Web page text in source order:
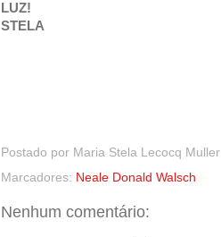
LUZ!
STELA
Postado por Maria Stela Lecocq Muller
Marcadores: Neale Donald Walsch
Nenhum comentário: